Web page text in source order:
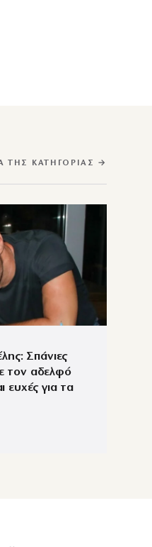
ΤΗΣ ΚΑΤΗΓΟΡΊΑΣ →
Σπάνιες
τον αδελφό
ευχές για τα